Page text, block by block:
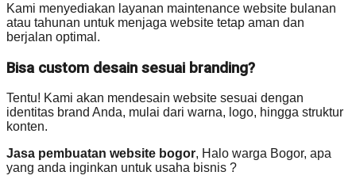
Kami menyediakan layanan maintenance website bulanan
atau tahunan untuk menjaga website tetap aman dan
berjalan optimal.
Bisa custom desain sesuai branding?
Tentu! Kami akan mendesain website sesuai dengan
identitas brand Anda, mulai dari warna, logo, hingga struktur
konten.
Jasa pembuatan website bogor, Halo warga Bogor, apa
yang anda inginkan untuk usaha bisnis ?